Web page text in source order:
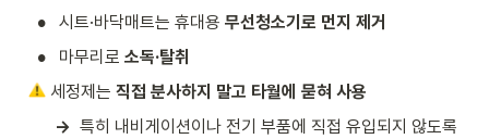
• 시트·바닥매트는 휴대용 무선청소기로 먼지 제거
• 마무리로 소독·탈취
세정제는 직접 분사하지 말고 타월에 묻혀 사용
→ 특히 내비게이션이나 전기 부품에 직접 유입되지 않도록